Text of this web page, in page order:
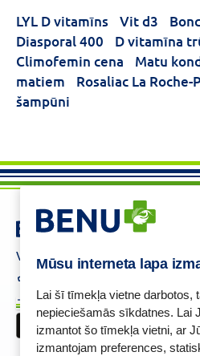
Mūsu interneta lapa
Lai šī tīmekļa vietne darbotos,
nepieciešamās sīkdatnes. Lai
izmantot šo tīmekļa vietni, ar
izmantojam preferences,
LYL D vitamīns Vit d3
Diasporal 400
D vitamīna
Climofemin cena
Matu
matiem
Rosaliac La Roche-
šampūni
Vajadzīga palīdzība ?
+37125621621
I-V 9.00–17.00
BENU karte